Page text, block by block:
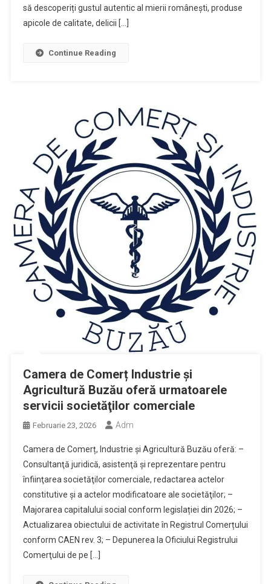
să descoperiți gustul autentic al mierii românești, produse
apicole de calitate, delicii […]
Continue Reading
Camera de Comerț Industrie și
Agricultură Buzău oferă urmatoarele
servicii societăţilor comerciale
Februarie 23, 2026 Adm
Camera de Comerț, Industrie și Agricultură Buzău oferă: –
Consultanţă juridică, asistenţă și reprezentare pentru
înfiinţarea societăţilor comerciale, redactarea actelor
constitutive şi a actelor modificatoare ale societăţilor; –
Majorarea capitalului social conform legislației din 2026; –
Actualizarea obiectului de activitate în Registrul Comerțului
conform CAEN rev. 3; – Depunerea la Oficiului Registrului
Comerţului de pe […]